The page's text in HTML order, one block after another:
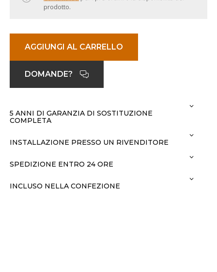
prodotto.
AGGIUNGI AL CARRELLO
DOMANDE?
5 ANNI DI GARANZIA DI SOSTITUZIONE
COMPLETA
INSTALLAZIONE PRESSO UN RIVENDITORE
SPEDIZIONE ENTRO 24 ORE
INCLUSO NELLA CONFEZIONE